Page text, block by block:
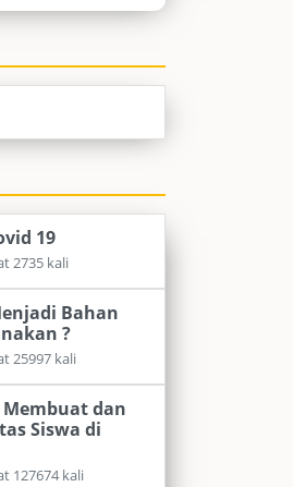
19
2735 kali
Bahan
?
25997 kali
dan
Siswa di
127674 kali